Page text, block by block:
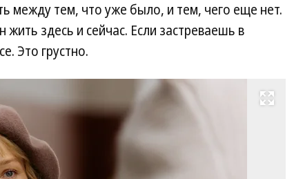
между тем, что уже было, и тем, чего еще нет.
здесь и сейчас. Если застреваешь в
Это грустно.
Развернуть на весь экран